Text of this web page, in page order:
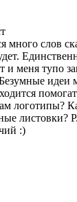
много слов
и меня тупо
идеи
логотипы?
листовки?
:)